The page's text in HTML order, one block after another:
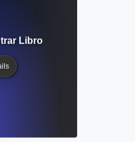
Libros, Revistas y